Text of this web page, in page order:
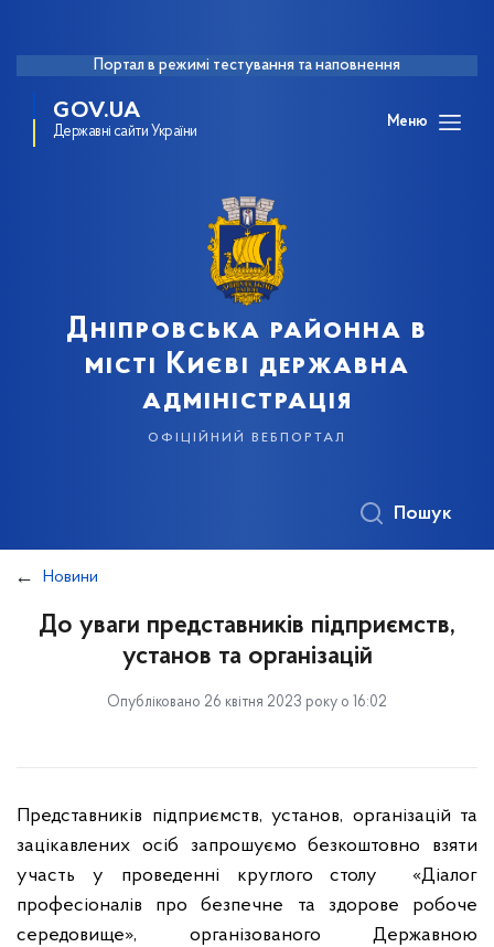
Портал в режимі тестування та наповнення
GOV.UA
Державні сайти України
Меню
Дніпровська районна в
місті Києві державна
адміністрація
офіційний вебпортал
Пошук
Новини
До уваги представників підприємств,
установ та організацій
Опубліковано 26 квітня 2023 року о 16:02
Представників підприємств, установ, організацій та
зацікавлених осіб запрошуємо безкоштовно взяти
участь у проведенні круглого столу «Діалог
професіоналів про безпечне та здорове робоче
середовище», організованого Державною